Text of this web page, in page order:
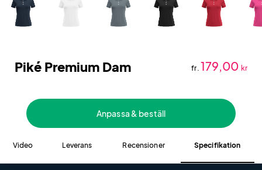
Piké Premium Dam fr. 179,00 kr
Anpassa & beställ
Video Leverans Recensioner Specifikation